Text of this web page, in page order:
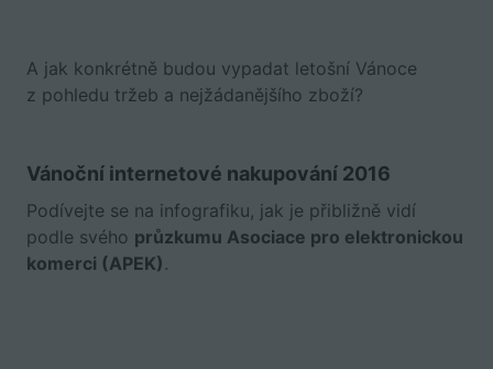
A jak konkrétně budou vypadat letošní Vánoce
z pohledu tržeb a nejžádanějšího zboží?
Vánoční internetové nakupování 2016
Podívejte se na infografiku, jak je přibližně vidí
podle svého průzkumu Asociace pro elektronickou
komerci (APEK) .